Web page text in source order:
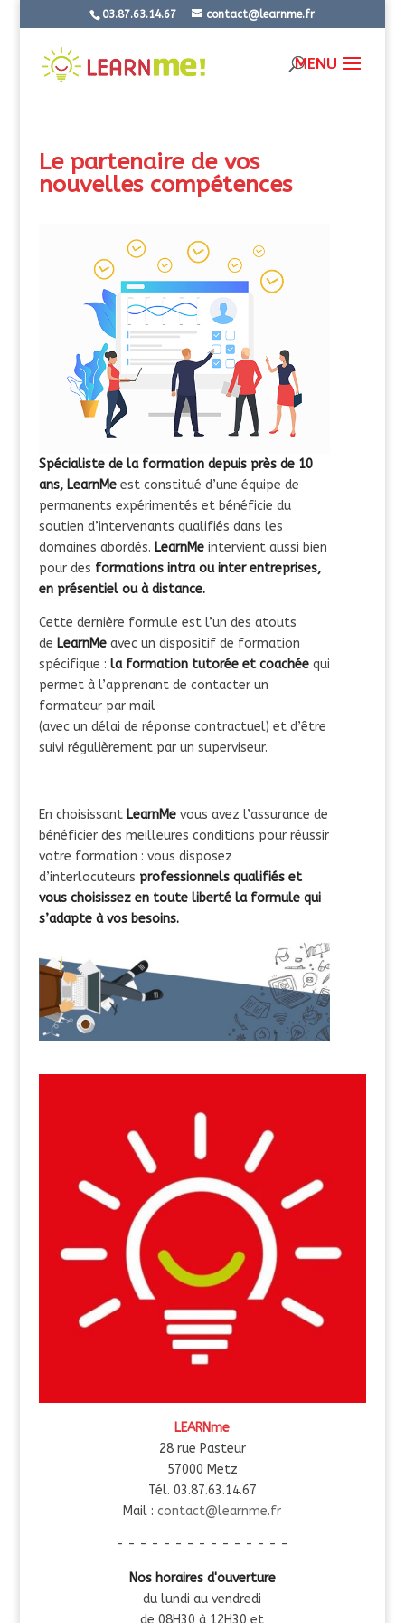
03.87.63.14.67 contact@learnme.fr
Le partenaire de vos
nouvelles compétences
Spécialiste de la formation depuis près de 10
ans, LearnMeest constitué d’une équipe de
permanents expérimentés et bénéficie du
soutien d’intervenants qualifiés dans les
domaines abordés. LearnMeintervient aussi bien
pour des formations intra ou inter entreprises,
en présentiel ou à distance.
Cette dernière formule est l’un des atouts
de LearnMeavec un dispositif de formation
spécifique : la formation tutorée et coachéequi
permet à l’apprenant de contacter un
formateur par mail
(avec un délai de réponse contractuel) et d’être
suivi régulièrement par un superviseur.
En choisissant LearnMevous avez l’assurance de
bénéficier des meilleures conditions pour réussir
votre formation : vous disposez
d’interlocuteurs professionnels qualifiés et
vous choisissez en toute liberté la formule qui
s’adapte à vos besoins.
LEARNme
28 rue Pasteur
57000 Metz
Tél. 03.87.63.14.67
Mail :contact@learnme.fr
- - - - - - - - - - - - - - -
Nos horaires d'ouverture
du lundi au vendredi
de 08H30 à 12H30 et